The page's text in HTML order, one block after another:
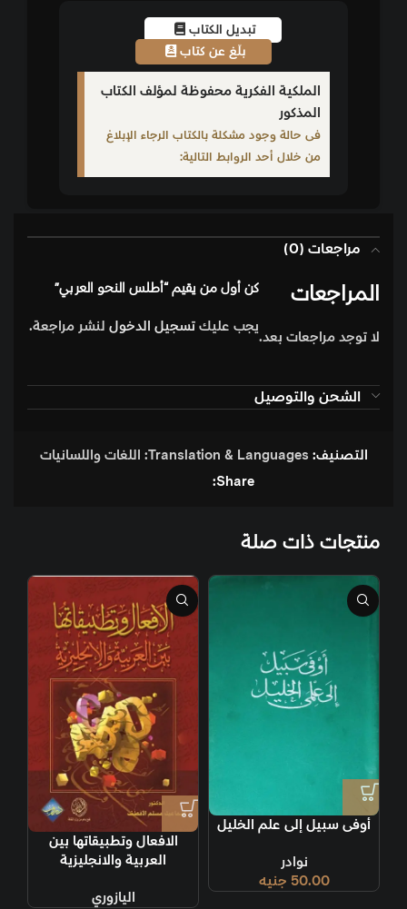
تبديل الكتاب
بلّغ عن كتاب
الملكية الفكرية محفوظة لمؤلف الكتاب
المذكور
فى حالة وجود مشكلة بالكتاب الرجاء الإبلاغ
من خلال أحد الروابط التالية:
مراجعات (0)
المراجعات
لا توجد مراجعات بعد.
كن أول من يقيم “أطلس النحو العربي”
يجب عليك تسجيل الدخول لنشر مراجعة.
الشحن والتوصيل
التصنيف: Translation & Languages: اللغات واللسانيات
Share:
منتجات ذات صلة
أوفى سبيل إلى علم الخليل
نوادر
50.00 جنيه
الافعال وتطبيقاتها بين
العربية والانجليزية
اليازوري